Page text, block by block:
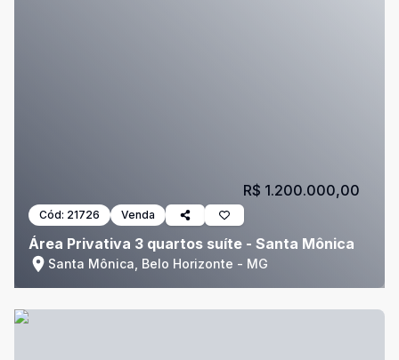
Cód: 21726 Venda
Área Privativa 3 quartos suíte - Santa Mônica
Santa Mônica, Belo Horizonte - MG
R$ 1.200.000,00